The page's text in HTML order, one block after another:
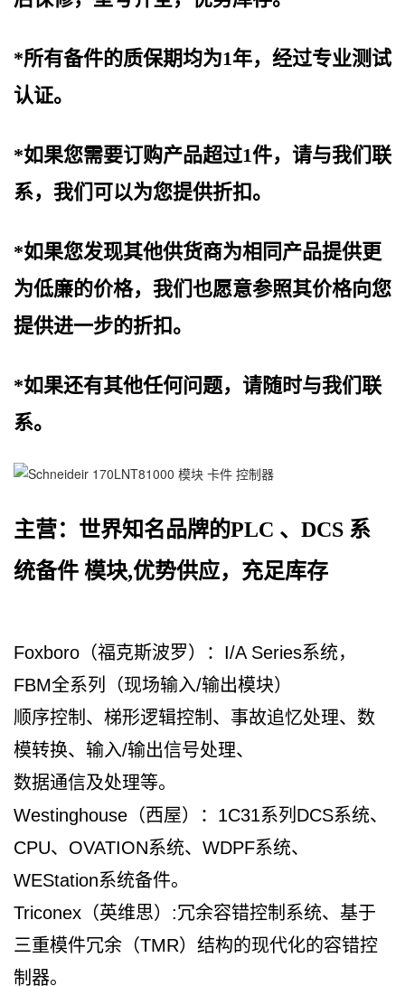
*所有备件的质保期均为1年，经过专业测试
认证。
*如果您需要订购产品超过1件，请与我们联
系，我们可以为您提供折扣。
*如果您发现其他供货商为相同产品提供更
为低廉的价格，我们也愿意参照其价格向您
提供进一步的折扣。
*如果还有其他任何问题，请随时与我们联
系。
主营：世界知名品牌的PLC 、DCS 系
统备件 模块,优势供应，充足库存
Foxboro（福克斯波罗）：I/A Series系统，
FBM全系列（现场输入/输出模块）
顺序控制、梯形逻辑控制、事故追忆处理、数
模转换、输入/输出信号处理、
数据通信及处理等。
Westinghouse（西屋）：1C31系列DCS系统、
CPU、OVATION系统、WDPF系统、
WEStation系统备件。
Triconex（英维思）:冗余容错控制系统、基于
三重模件冗余（TMR）结构的现代化的容错控
制器。